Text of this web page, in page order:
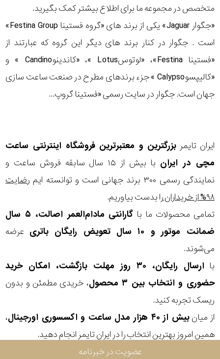
متخصص در مجموعه ما برای اطلاع بیشتر کمک بگیرید.
«جگوار Jaguar» یکی از برند های «گروه فستینا Festina Group»
است . جگوار در کنار برند های دیگر این گروه که عبارتند از
«فستینا Festina»، «لوتوسLotus »، «کاندینوCandino » و
«کالیپسوCalypso » جزء برندهای مطرح در صنعت ساعت سازی
جهان است. جگوار در سایت رسمی «فستینا گروپ...
ایران تایمر بزرگترین و معتبرترین فروشگاه اینترنتی ساعت
مچی در ایران
با بیش از ۱۵ سال سابقه فروش ساعت و
نمایندگی رسمی ۳۰۰ برند جهانی است و توانسته ایم
رضایت
۹۸% از خریداران
را بدست بیاوریم.
تمامی محصولات ما با
گارانتی مادام‌العمر اصالت، ۵ سال
ضمانت موتور و ۱۰ سال تعویض رایگان باتری
عرضه
می‌شوند.
با
ارسال رایگان، ۳۰ روز مهلت بازگشت، امکان خرید
حضوری و انتخاب بین ۳ محصول
، خریدی مطمئن و بدون
ریسک تجربه کنید.
از میانبیش از ۴۰ هزار مدل ساعت و اکسسوری اورجینال
،
همین امروز بهترین انتخاب را در ایران تایمر انجام دهید.
عضویت در خبرنامه